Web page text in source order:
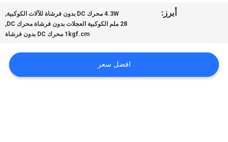
خريطة
أبرز: 4.3W محرك DC بدون فرشاة للآلات الكوكبية ,
28 ملم الكوكبية العجلات بدون فرشاة محرك DC ,
1kgf.cm محرك DC بدون فرشاة
افضل سعر